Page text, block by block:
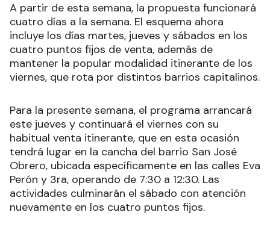
A partir de esta semana, la propuesta funcionará
cuatro días a la semana. El esquema ahora
incluye los días martes, jueves y sábados en los
cuatro puntos fijos de venta, además de
mantener la popular modalidad itinerante de los
viernes, que rota por distintos barrios capitalinos.
Para la presente semana, el programa arrancará
este jueves y continuará el viernes con su
habitual venta itinerante, que en esta ocasión
tendrá lugar en la cancha del barrio San José
Obrero, ubicada específicamente en las calles Eva
Perón y 3ra, operando de 7:30 a 12:30. Las
actividades culminarán el sábado con atención
nuevamente en los cuatro puntos fijos.